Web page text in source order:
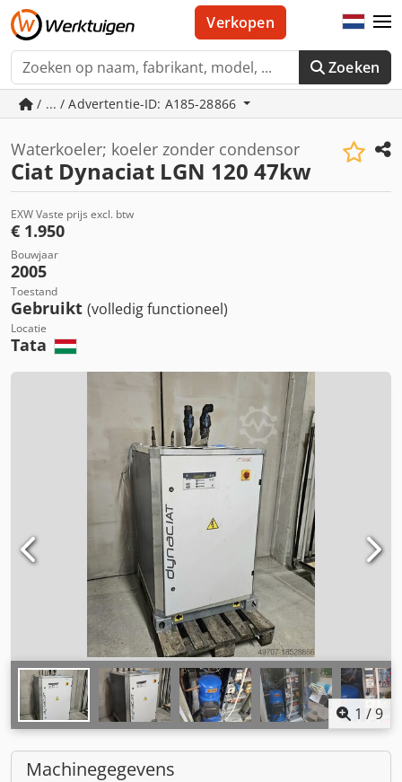
Zoeken
Verkopen
/ ... / Advertentie-ID: A185-28866
Waterkoeler; koeler zonder condensor
Ciat Dynaciat LGN 120 47kw
EXW Vaste prijs excl. btw
€ 1.950
Bouwjaar
2005
Toestand
Gebruikt (volledig functioneel)
Locatie
Tata
1 /9
Machinegegevens